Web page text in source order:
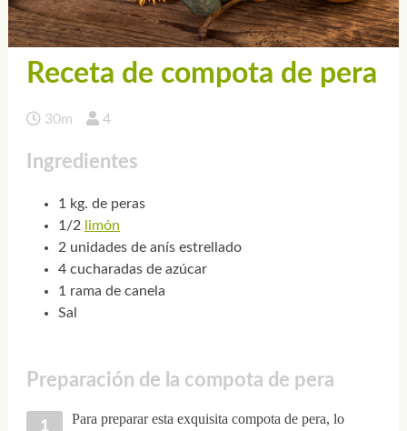
Receta de compota de pera
30m 4
Ingredientes
1 kg. de peras
1/2
limón
2 unidades de anís estrellado
4 cucharadas de azúcar
1 rama de canela
Sal
Preparación de la compota de pera
Para preparar esta exquisita compota de pera, lo